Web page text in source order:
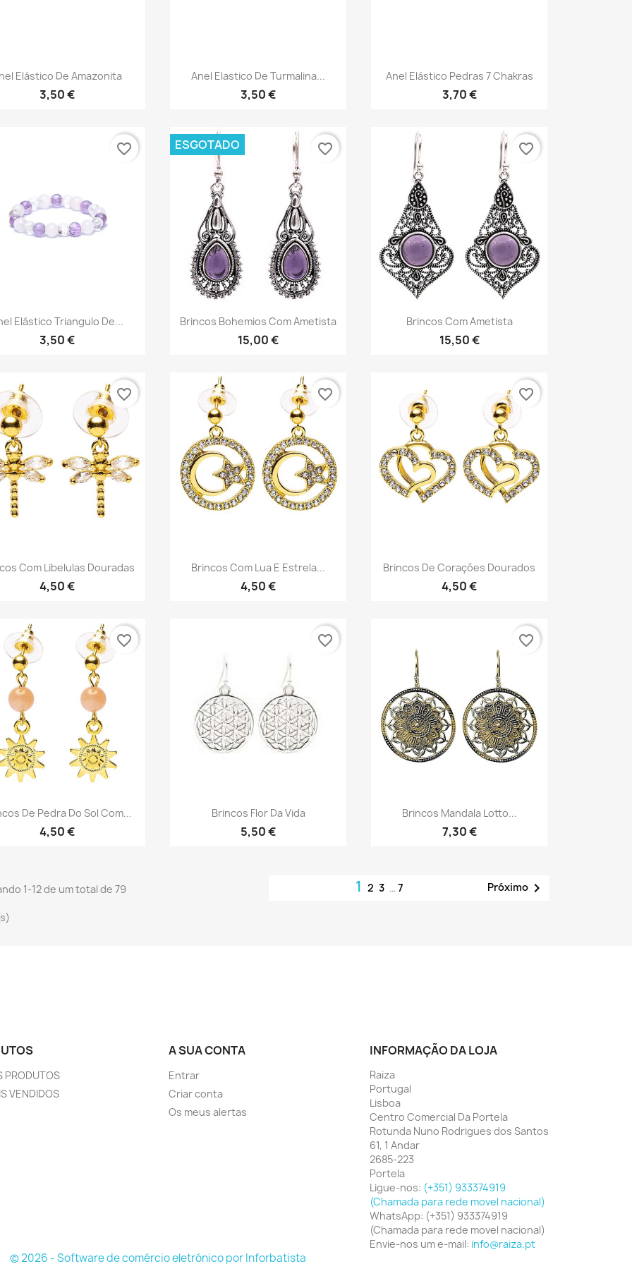
Vista rápida
Elástico De Amazonita
3,50 €
Vista rápida
Anel Elastico De Turmalina...
3,50 €
Vista rápida
Anel Elástico Pedras 7 Chakras
3,70 €
Vista rápida
Elástico Triangulo De...
3,50 €
favorite_border
Vista rápida
Brincos Bohemios Com Ametista
15,00 €
ESGOTADO favorite_border
Vista rápida
Brincos Com Ametista
15,50 €
favorite_border
Vista rápida
Com Libelulas Douradas
4,50 €
favorite_border
Vista rápida
Brincos Com Lua E Estrela...
4,50 €
favorite_border
Vista rápida
Brincos De Corações Dourados
4,50 €
favorite_border
Vista rápida
De Pedra Do Sol Com...
4,50 €
favorite_border
Vista rápida
Brincos Flor Da Vida
5,50 €
favorite_border
Vista rápida
Brincos Mandala Lotto...
7,30 €
favorite_border
1-12 de um total de 79 123 … 7 Próximo
PRODUTOS
VENDIDOS
A SUA CONTA
Entrar
Criar conta
Os meus alertas
INFORMAÇÃO DA LOJA
Raiza
Portugal
Lisboa
Centro Comercial Da Portela
Rotunda Nuno Rodrigues dos Santos
61, 1 Andar
2685-223
Portela
Ligue-nos: (+351) 933374919
(Chamada para rede movel nacional)
WhatsApp: (+351) 933374919
(Chamada para rede movel nacional)
Envie-nos um e-mail: info@raiza.pt
© 2026 - Software de comércio eletrónico por Inforbatista